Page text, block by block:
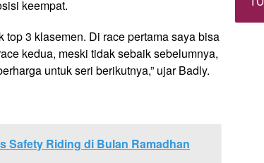
keempat.
3 klasemen. Di race pertama saya bisa
kedua, meski tidak sebaik sebelumnya,
untuk seri berikutnya,” ujar Badly.
Safety Riding di Bulan Ramadhan